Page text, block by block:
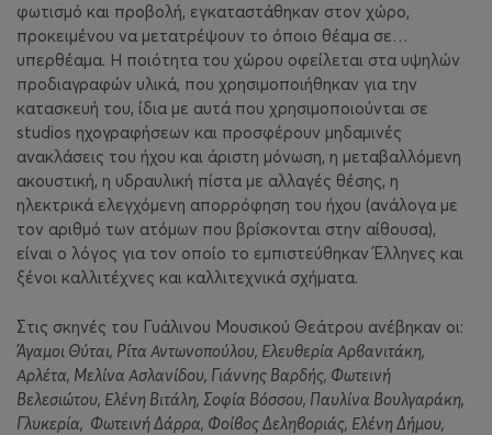
φωτισμό και προβολή, εγκαταστάθηκαν στον χώρο,
προκειμένου να μετατρέψουν το όποιο θέαμα σε…
υπερθέαμα. Η ποιότητα του χώρου οφείλεται στα υψηλών
προδιαγραφών υλικά, που χρησιμοποιήθηκαν για την
κατασκευή του, ίδια με αυτά που χρησιμοποιούνται σε
studios ηχογραφήσεων και προσφέρουν μηδαμινές
ανακλάσεις του ήχου και άριστη μόνωση, η μεταβαλλόμενη
ακουστική, η υδραυλική πίστα με αλλαγές θέσης, η
ηλεκτρικά ελεγχόμενη απορρόφηση του ήχου (ανάλογα με
τον αριθμό των ατόμων που βρίσκονται στην αίθουσα),
είναι ο λόγος για τον οποίο το εμπιστεύθηκαν Έλληνες και
ξένοι καλλιτέχνες και καλλιτεχνικά σχήματα.
Στις σκηνές του Γυάλινου Μουσικού Θεάτρου ανέβηκαν οι:
Άγαμοι Θύται, Ρίτα Αντωνοπούλου, Ελευθερία Αρβανιτάκη,
Αρλέτα, Μελίνα Ασλανίδου, Γιάννης Βαρδής, Φωτεινή
Βελεσιώτου, Ελένη Βιτάλη, Σοφία Βόσσου, Παυλίνα Βουλγαράκη,
Γλυκερία, Φωτεινή Δάρρα, Φοίβος Δεληβοριάς, Ελένη Δήμου,